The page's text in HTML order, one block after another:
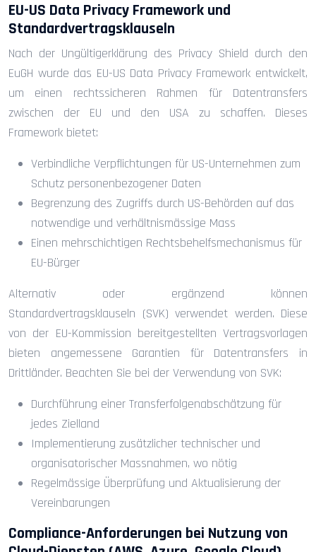
EU-US Data Privacy Framework und
Standardvertragsklauseln
Nach der Ungültigerklärung des Privacy Shield durch den
EuGH wurde das EU-US Data Privacy Framework entwickelt,
um einen rechtssicheren Rahmen für Datentransfers
zwischen der EU und den USA zu schaffen. Dieses
Framework bietet:
Verbindliche Verpflichtungen für US-Unternehmen zum
Schutz personenbezogener Daten
Begrenzung des Zugriffs durch US-Behörden auf das
notwendige und verhältnismässige Mass
Einen mehrschichtigen Rechtsbehelfsmechanismus für
EU-Bürger
Alternativ oder ergänzend können
Standardvertragsklauseln (SVK) verwendet werden. Diese
von der EU-Kommission bereitgestellten Vertragsvorlagen
bieten angemessene Garantien für Datentransfers in
Drittländer. Beachten Sie bei der Verwendung von SVK:
Durchführung einer Transferfolgenabschätzung für
jedes Zielland
Implementierung zusätzlicher technischer und
organisatorischer Massnahmen, wo nötig
Regelmässige Überprüfung und Aktualisierung der
Vereinbarungen
Compliance-Anforderungen bei Nutzung von